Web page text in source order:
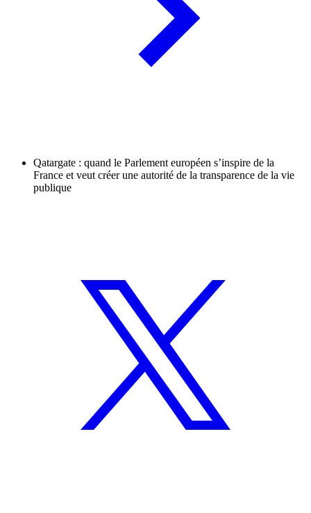
Qatargate : quand le Parlement européen s’inspire de la
France et veut créer une autorité de la transparence de la vie
publique